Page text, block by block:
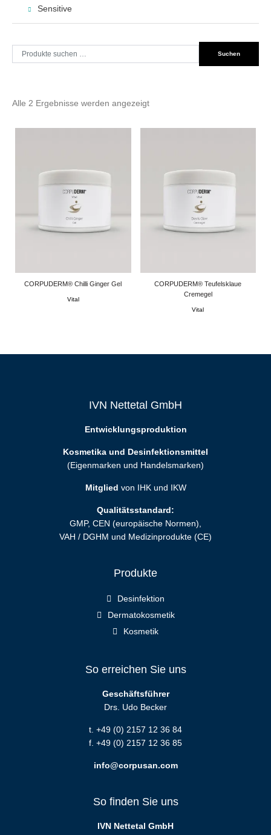
Alle 2 Ergebnisse werden angezeigt
CORPUDERM® Chilli Ginger Gel
Vital
CORPUDERM® Teufelsklaue
Cremegel
Vital
Sensitive
Suche
nach:
Suchen
IVN Nettetal GmbH
Entwicklungsproduktion
Kosmetika und Desinfektionsmittel
(Eigenmarken und Handelsmarken)
Mitglied von IHK und IKW
Qualitätsstandard:
GMP, CEN (europäische Normen),
VAH / DGHM und Medizinprodukte (CE)
Produkte
Desinfektion
Dermatokosmetik
Kosmetik
So erreichen Sie uns
Geschäftsführer
Drs. Udo Becker
t. +49 (0) 2157 12 36 84
f. +49 (0) 2157 12 36 85
info@corpusan.com
So finden Sie uns
IVN Nettetal GmbH